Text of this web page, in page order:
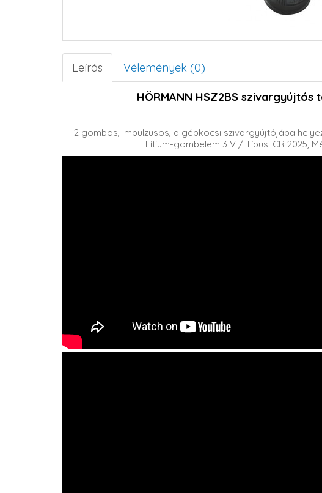
Leírás Vélemények (0)
HÖRMANN HSZ2BS szivargyújtós
2 gombos, Impulzusos, a gépkocsi szivargyújtójába
Lítium-gombelem 3 V / Típus: CR 2025,